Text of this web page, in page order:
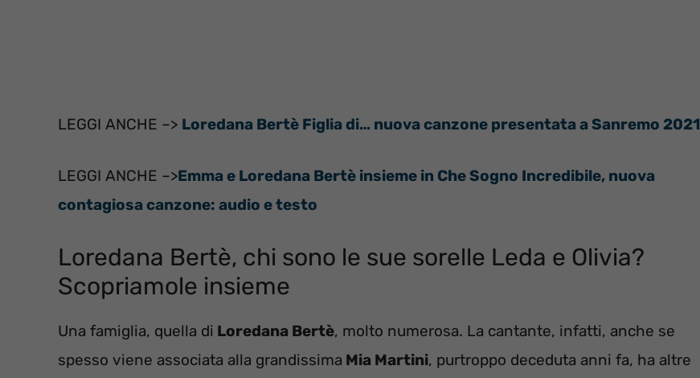
LEGGI ANCHE –> Loredana Bertè Figlia di… nuova canzone presentata a Sanremo 2021
LEGGI ANCHE –>Emma e Loredana Bertè insieme in Che Sogno Incredibile, nuova
contagiosa canzone: audio e testo
Loredana Bertè, chi sono le sue sorelle Leda e Olivia?
Scopriamole insieme
Una famiglia, quella di Loredana Bertè, molto numerosa. La cantante, infatti, anche se
spesso viene associata alla grandissima Mia Martini, purtroppo deceduta anni fa, ha altre